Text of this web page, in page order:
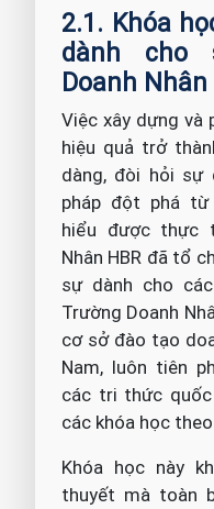
2.1. Khóa
dành cho
Doanh Nhân
Việc xây dựng và
hiệu quả trở
dàng, đòi hỏi sự
pháp đột phá từ
hiểu được thực
Nhân HBR đã tổ
sự dành cho
Trường Doanh
cơ sở đào tạo
Nam, luôn tiên
các tri thức
các khóa học
Khóa học này
thuyết mà toàn